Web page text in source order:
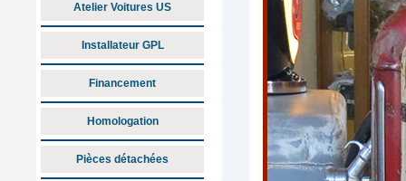
Atelier Voitures US
Installateur GPL
Financement
Homologation
Pièces détachées